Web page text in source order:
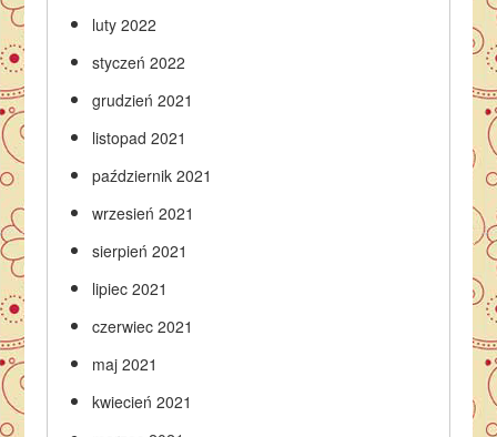
luty 2022
styczeń 2022
grudzień 2021
listopad 2021
październik 2021
wrzesień 2021
sierpień 2021
lipiec 2021
czerwiec 2021
maj 2021
kwiecień 2021